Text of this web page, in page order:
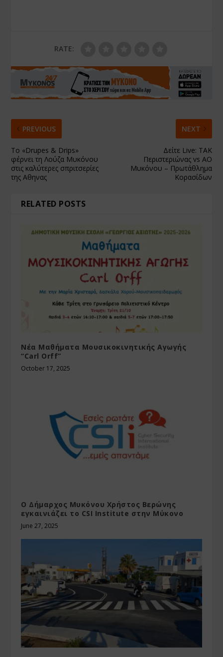
RATE:
PREVIOUS
Το «Drupes & Drips»
φέρνει τη Λούζα Μυκόνου
στις καλύτερες σπριτσερίες
της Αθηνας
NEXT
Δείτε Live: ΤΑΚ
Περιστεριώνας vs ΑΟ
Μυκόνου – Πρωτάθλημα
Κορασίδων
RELATED POSTS
Νέα Μαθήματα Μουσικοκινητικής Αγωγής
“Carl Orff”
October 17, 2025
Ο Δήμαρχος Μυκόνου Χρήστος Βερώνης
εγκαινιάζει το CSI Institute στην Μύκονο
June 27, 2025